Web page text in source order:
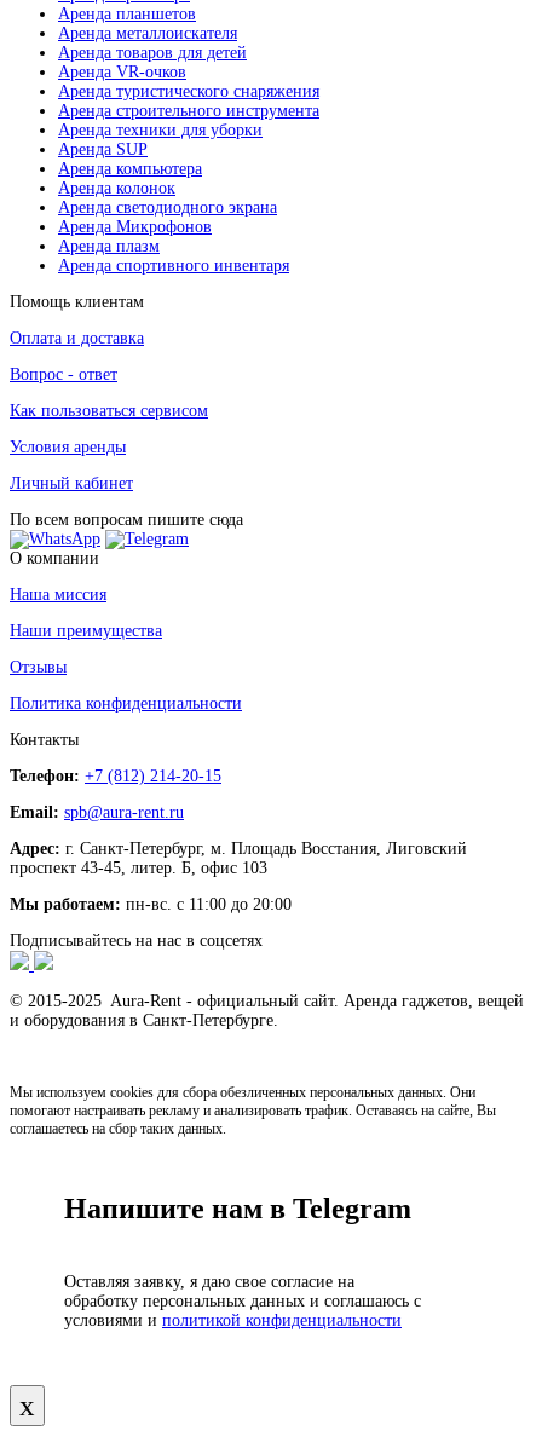
Аренда планшетов
Аренда металлоискателя
Аренда товаров для детей
Аренда VR-очков
Аренда туристического снаряжения
Аренда строительного инструмента
Аренда техники для уборки
Аренда SUP
Аренда компьютера
Аренда колонок
Аренда светодиодного экрана
Аренда Микрофонов
Аренда плазм
Аренда спортивного инвентаря
Помощь клиентам
Оплата и доставка
Вопрос - ответ
Как пользоваться сервисом
Условия аренды
Личный кабинет
По всем вопросам пишите сюда
О компании
Наша миссия
Наши преимущества
Отзывы
Политика конфиденциальности
Контакты
Телефон: +7 (812) 214-20-15
Email: spb@aura-rent.ru
Адрес: г. Санкт-Петербург, м. Площадь Восстания, Лиговский
проспект 43-45, литер. Б, офис 103
Мы работаем: пн-вс. с 11:00 до 20:00
Подписывайтесь на нас в соцсетях
© 2015-2025 Aura-Rent - официальный сайт. Аренда гаджетов, вещей
и оборудования в Санкт-Петербурге.
Мы используем cookies для сбора обезличенных персональных данных. Они
помогают настраивать рекламу и анализировать трафик. Оставаясь на сайте, Вы
соглашаетесь на сбор таких данных.
Напишите нам в Telegram
Оставляя заявку, я даю свое согласие на
обработку персональных данных и соглашаюсь с
условиями и политикой конфиденциальности
х